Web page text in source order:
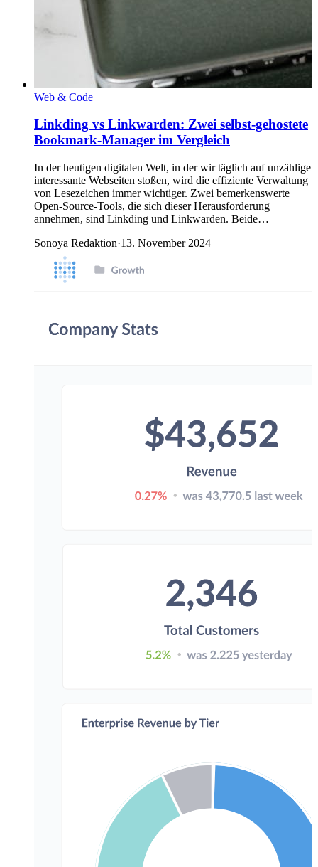
Web & Code
Linkding vs Linkwarden: Zwei selbst-gehostete
Bookmark-Manager im Vergleich
In der heutigen digitalen Welt, in der wir täglich auf unzählige
interessante Webseiten stoßen, wird die effiziente Verwaltung
von Lesezeichen immer wichtiger. Zwei bemerkenswerte
Open-Source-Tools, die sich dieser Herausforderung
annehmen, sind Linkding und Linkwarden. Beide…
Sonoya Redaktion·13. November 2024